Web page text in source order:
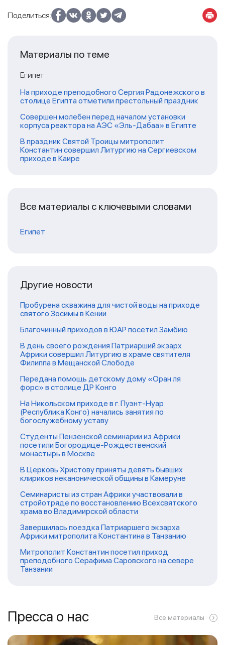
Поделиться:
Материалы по теме
Египет
На приходе преподобного Сергия Радонежского в
столице Египта отметили престольный праздник
Совершен молебен перед началом установки
корпуса реактора на АЭС «Эль-Дабаа» в Египте
В праздник Святой Троицы митрополит
Константин совершил Литургию на Сергиевском
приходе в Каире
Все материалы с ключевыми словами
Египет
Другие новости
Пробурена скважина для чистой воды на приходе
святого Зосимы в Кении
Благочинный приходов в ЮАР посетил Замбию
В день своего рождения Патриарший экзарх
Африки совершил Литургию в храме святителя
Филиппа в Мещанской Слободе
Передана помощь детскому дому «Оран ля
форс» в столице ДР Конго
На Никольском приходе в г. Пуэнт-Нуар
(Республика Конго) начались занятия по
богослужебному уставу
Студенты Пензенской семинарии из Африки
посетили Богородице-Рождественский
монастырь в Москве
В Церковь Христову приняты девять бывших
клириков неканонической общины в Камеруне
Семинаристы из стран Африки участвовали в
стройотряде по восстановлению Всехсвятского
храма во Владимирской области
Завершилась поездка Патриаршего экзарха
Африки митрополита Константина в Танзанию
Митрополит Константин посетил приход
преподобного Серафима Саровского на севере
Танзании
Пресса о нас Все материалы